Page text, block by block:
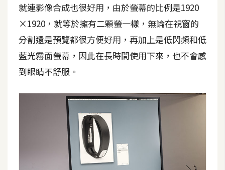
就連影像合成也很好用，由於螢幕的比例是1920
×1920，就等於擁有二顆螢一樣，無論在視窗的
分割還是預覽都很方便好用，再加上是低閃頻和低
藍光霧面螢幕，因此在長時間使用下來，也不會感
到眼睛不舒服。